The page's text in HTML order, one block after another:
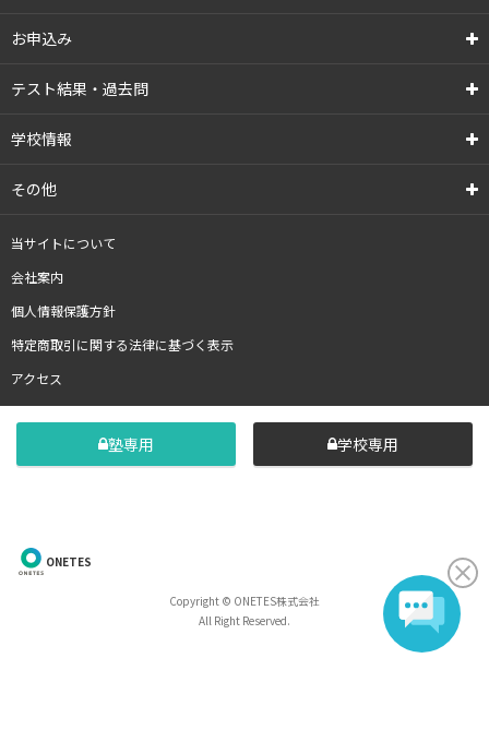
お申込み
テスト結果・過去問
学校情報
その他
当サイトについて
会社案内
個人情報保護方針
特定商取引に関する法律に基づく表示
アクセス
塾専用 学校専用
ONETES
Copyright © ONETES株式会社
All Right Reserved.